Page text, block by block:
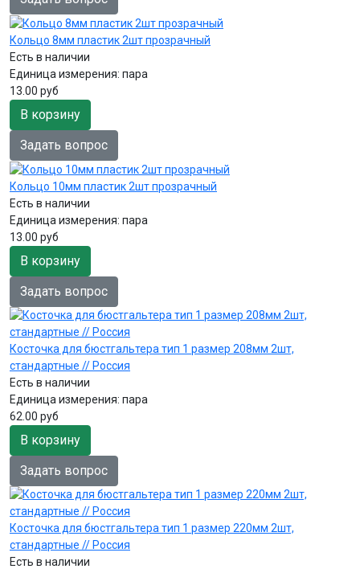
Кольцо 8мм пластик 2шт прозрачный
Есть в наличии
Единица измерения: пара
13.00 руб
В корзину
Задать вопрос
Кольцо 10мм пластик 2шт прозрачный
Есть в наличии
Единица измерения: пара
13.00 руб
В корзину
Задать вопрос
Косточка для бюстгальтера тип 1 размер 208мм 2шт,
стандартные // Россия
Есть в наличии
Единица измерения: пара
62.00 руб
В корзину
Задать вопрос
Косточка для бюстгальтера тип 1 размер 220мм 2шт,
стандартные // Россия
Есть в наличии